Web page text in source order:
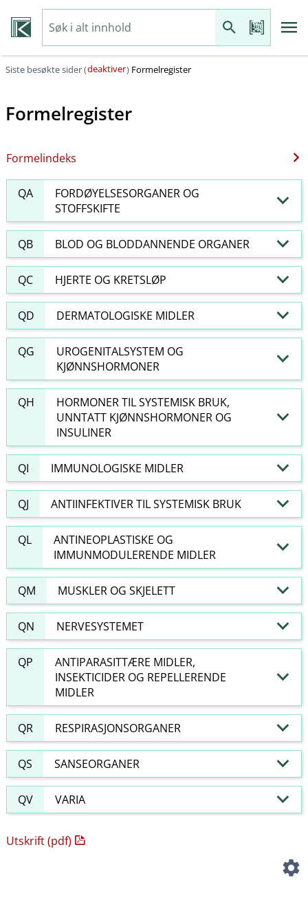
Siste besøkte sider (deaktiver) Formelregister
Formelregister
Formelindeks
QA
FORDØYELSESORGANER OG
STOFFSKIFTE
QB BLOD OG BLODDANNENDE ORGANER
QC HJERTE OG KRETSLØP
QD DERMATOLOGISKE MIDLER
QG
UROGENITALSYSTEM OG
KJØNNSHORMONER
QH
HORMONER TIL SYSTEMISK BRUK,
UNNTATT KJØNNSHORMONER OG
INSULINER
QI IMMUNOLOGISKE MIDLER
QJ ANTIINFEKTIVER TIL SYSTEMISK BRUK
QL
ANTINEOPLASTISKE OG
IMMUNMODULERENDE MIDLER
QM MUSKLER OG SKJELETT
QN NERVESYSTEMET
QP
ANTIPARASITTÆRE MIDLER,
INSEKTICIDER OG REPELLERENDE
MIDLER
QR RESPIRASJONSORGANER
QS SANSEORGANER
QV VARIA
Utskrift (pdf)